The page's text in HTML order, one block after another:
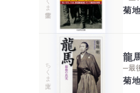
菊
ちくま文庫
龍
─最
菊